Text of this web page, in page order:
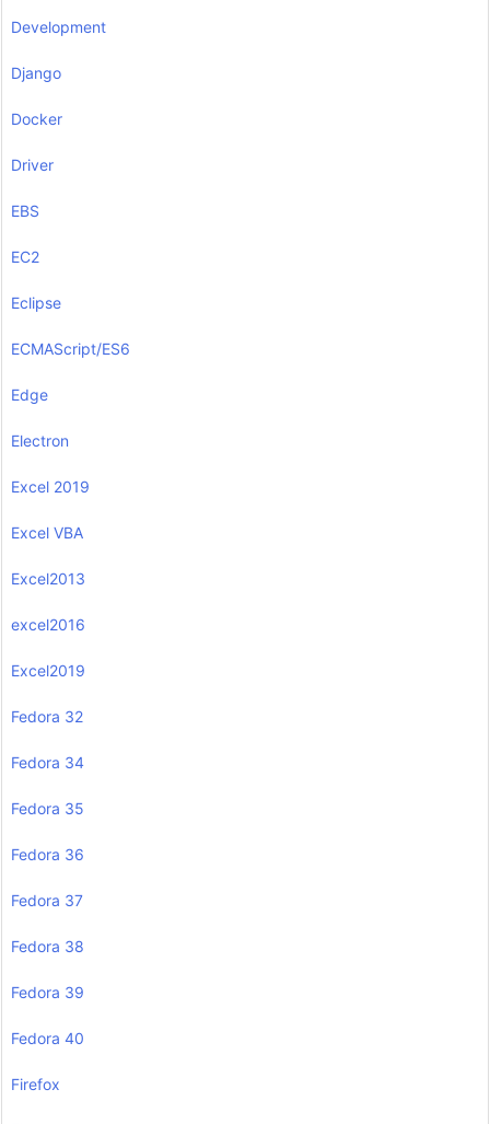
Development
Django
Docker
Driver
EBS
EC2
Eclipse
ECMAScript/ES6
Edge
Electron
Excel 2019
Excel VBA
Excel2013
excel2016
Excel2019
Fedora 32
Fedora 34
Fedora 35
Fedora 36
Fedora 37
Fedora 38
Fedora 39
Fedora 40
Firefox